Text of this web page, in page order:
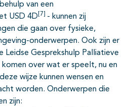
van een
USD 4D [7]
- kunnen zij
die gaan over fysieke,
onderwerpen. Ook zijn er
Leidse Gesprekshulp Palliatieve
over wat er speelt, nu en
wijze kunnen wensen en
worden. Onderwerpen die
zijn: